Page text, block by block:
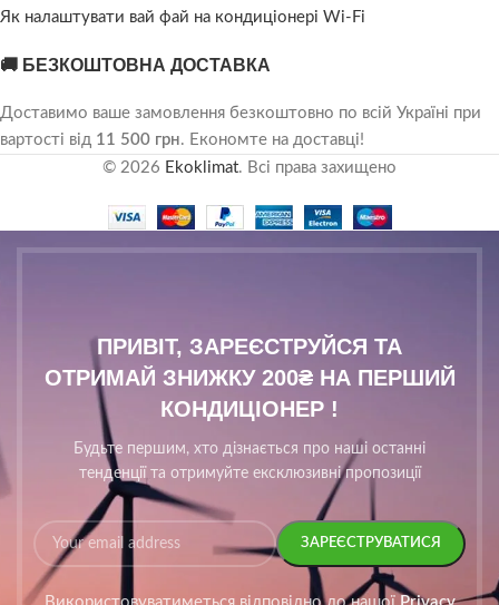
Як налаштувати вай фай на кондиціонері Wi-Fi
🚚 БЕЗКОШТОВНА ДОСТАВКА
Доставимо ваше замовлення безкоштовно по всій Україні при
вартості від 11 500 грн. Економте на доставці!
© 2026 Ekoklimat. Всі права захищено
ПРИВІТ, ЗАРЕЄСТРУЙСЯ ТА
ОТРИМАЙ ЗНИЖКУ 200₴ НА ПЕРШИЙ
КОНДИЦІОНЕР !
Будьте першим, хто дізнається про наші останні
тенденції та отримуйте ексклюзивні пропозиції